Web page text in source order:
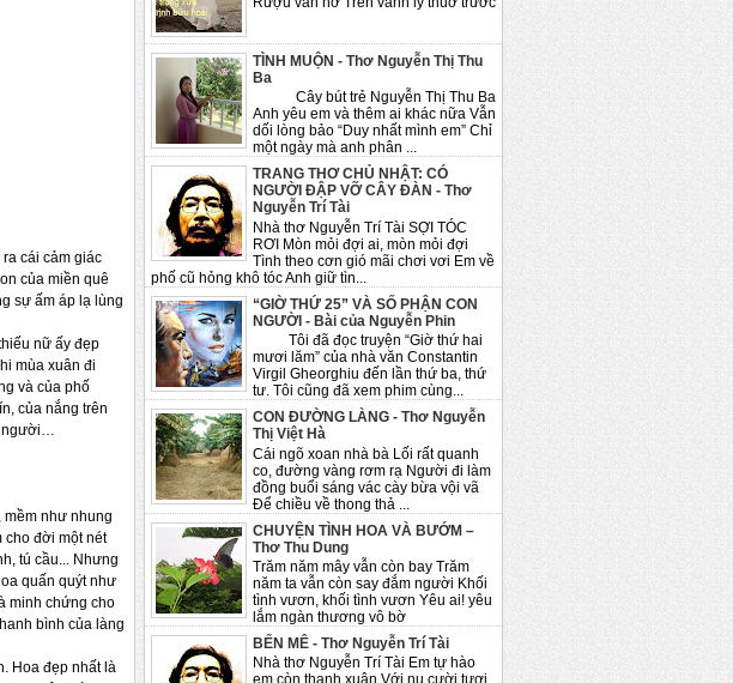
TÌNH MUỘN - Thơ Nguyễn Thị Thu
Ba
Cây bút trẻ Nguyễn Thị Thu Ba
Anh yêu em và thêm ai khác nữa Vẫn
dối lòng bảo “Duy nhất mình em” Chỉ
một ngày mà anh phân ...
TRANG THƠ CHỦ NHẬT: CÓ
NGƯỜI ĐẬP VỠ CÂY ĐÀN - Thơ
Nguyễn Trí Tài
Nhà thơ Nguyễn Trí Tài SỢI TÓC
RƠI Mòn mỏi đợi ai, mòn mỏi đợi
Tình theo cơn gió mãi chơi vơi Em về
phố cũ hỏng khô tóc Anh giữ tìn...
“GIỜ THỨ 25” VÀ SỐ PHẬN CON
NGƯỜI - Bài của Nguyễn Phin
Tôi đã đọc truyện “Giờ thứ hai
mươi lăm” của nhà văn Constantin
Virgil Gheorghiu đến lần thứ ba, thứ
tư. Tôi cũng đã xem phim cùng...
CON ĐƯỜNG LÀNG - Thơ Nguyễn
Thị Việt Hà
Cái ngõ xoan nhà bà Lối rất quanh
co, đường vàng rơm rạ Người đi làm
đồng buổi sáng vác cày bừa vội vã
Để chiều về thong thả ...
CHUYỆN TÌNH HOA VÀ BƯỚM –
Thơ Thu Dung
Trăm năm mây vẫn còn bay Trăm
năm ta vẫn còn say đắm người Khối
tình vươn, khối tình vươn Yêu ai! yêu
lắm ngàn thương vô bờ
BẾN MÊ - Thơ Nguyễn Trí Tài
Nhà thơ Nguyễn Trí Tài Em tự hào
cái cảm giác
của miền quê
sự ấm áp lạ lùng
nữ ấy đẹp
mùa xuân đi
và của phố
của nắng trên
người…
như nhung
cho đời một nét
tú cầu... Nhưng
quấn quýt như
minh chứng cho
bình của làng
Hoa đẹp nhất là